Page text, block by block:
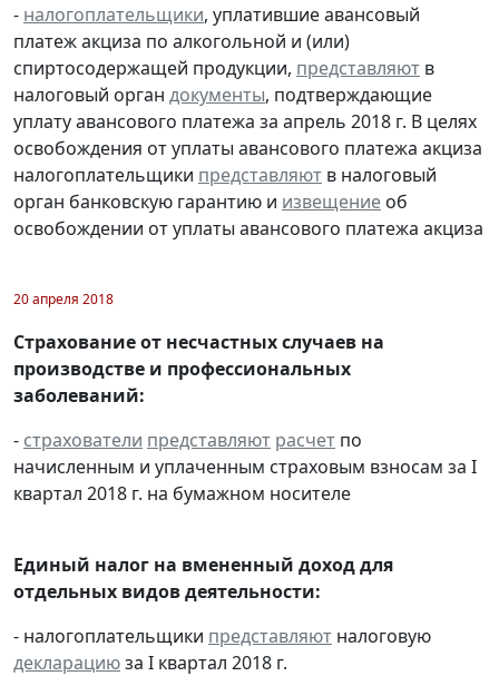
- налогоплательщики, уплатившие авансовый
платеж акциза по алкогольной и (или)
спиртосодержащей продукции, представляют в
налоговый орган документы, подтверждающие
уплату авансового платежа за апрель 2018 г. В целях
освобождения от уплаты авансового платежа акциза
налогоплательщики представляют в налоговый
орган банковскую гарантию и извещение об
освобождении от уплаты авансового платежа акциза
20 апреля 2018
Страхование от несчастных случаев на
производстве и профессиональных
заболеваний:
- страхователи представляют расчет по
начисленным и уплаченным страховым взносам за I
квартал 2018 г. на бумажном носителе
Единый налог на вмененный доход для
отдельных видов деятельности:
- налогоплательщики представляют налоговую
декларациюза I квартал 2018 г.